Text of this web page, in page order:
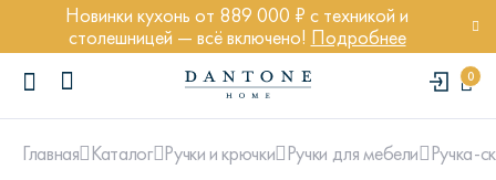
Новинки кухонь от 889 000 ₽ с техникой и
столешницей — всё включено! Подробнее
0
Главная Каталог Ручки и крючки Ручки для мебели Ручка-